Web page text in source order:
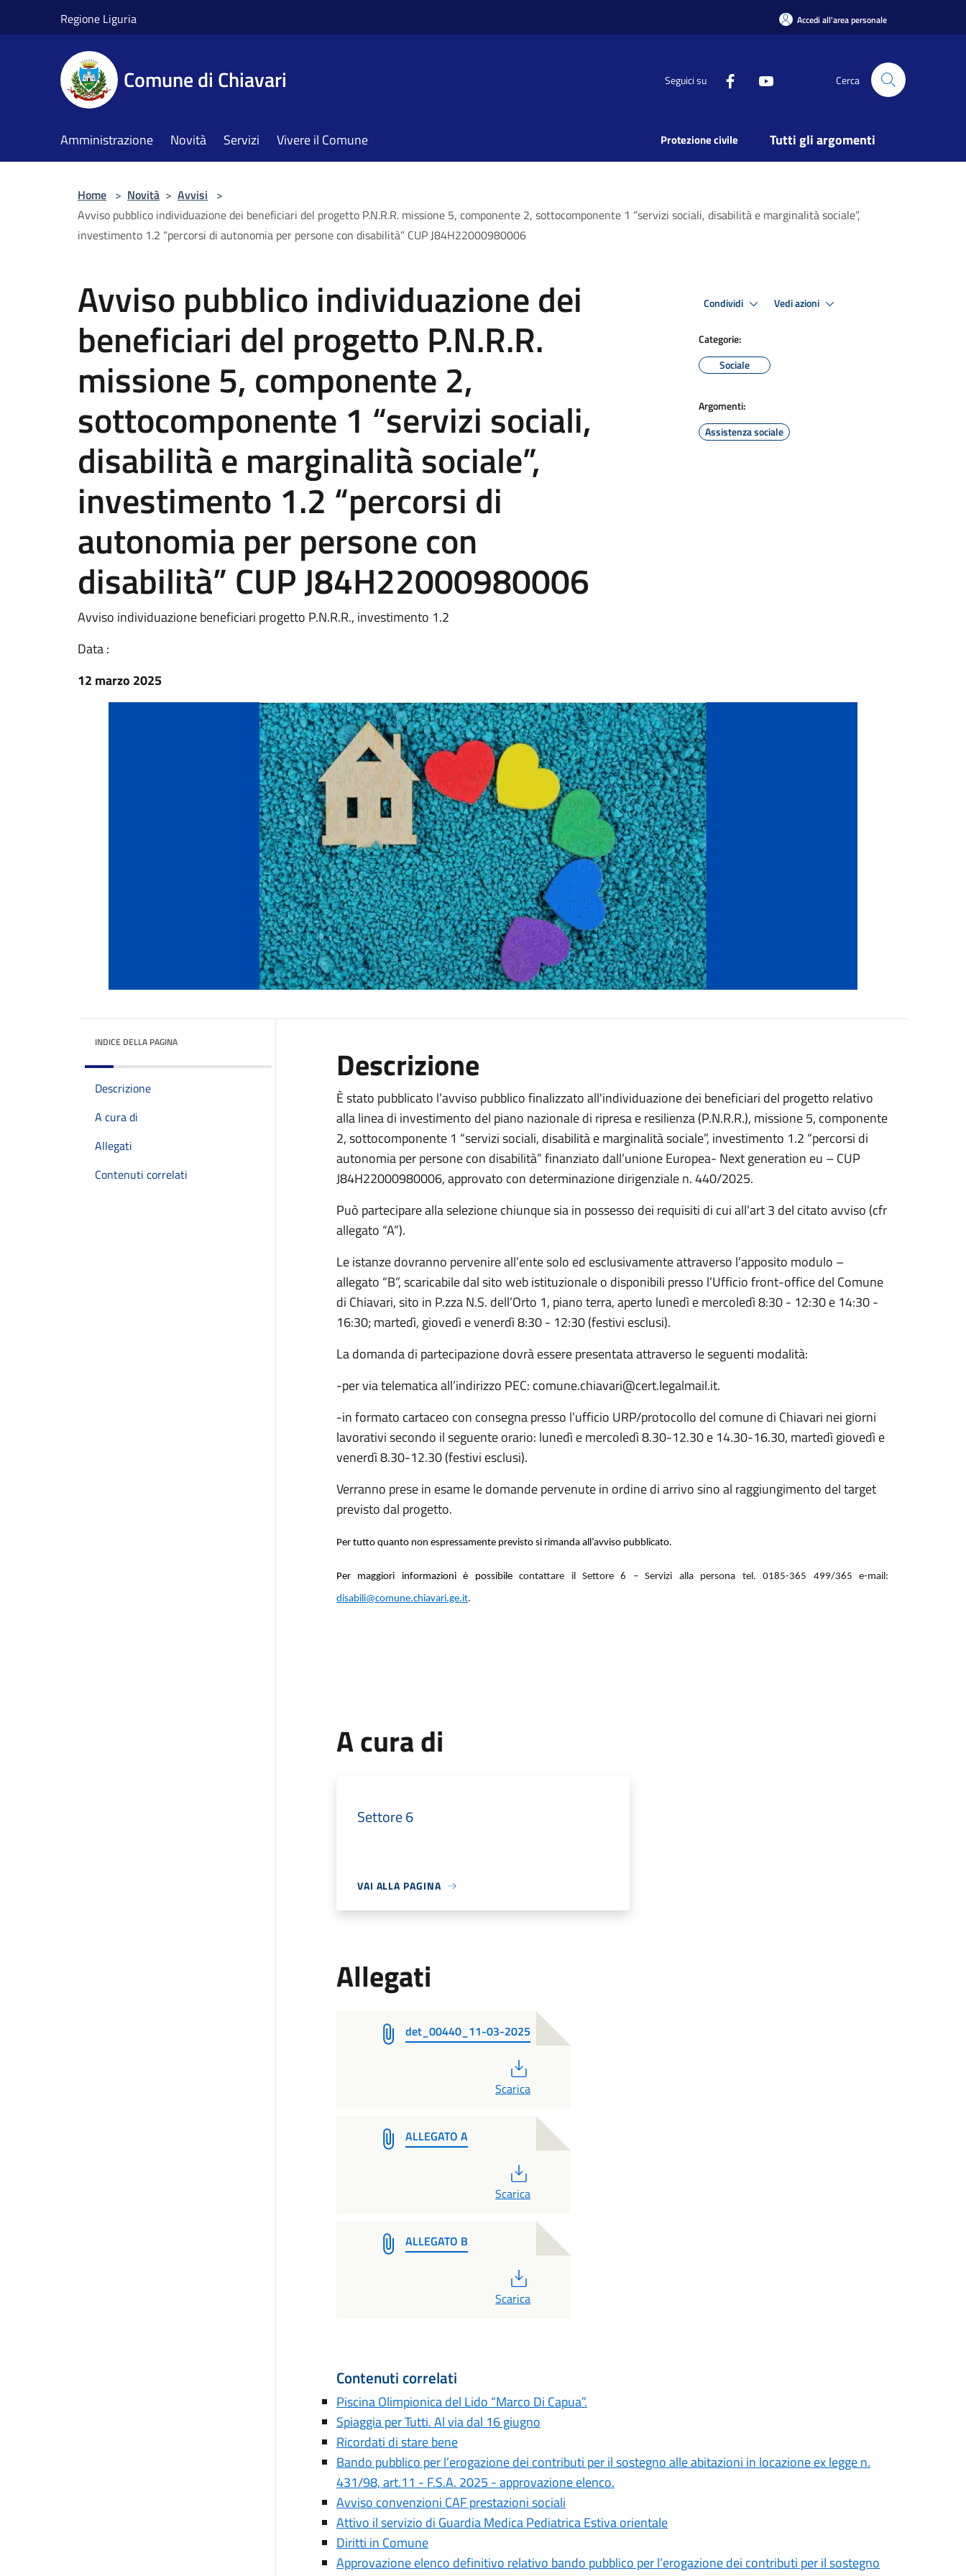
Regione Liguria Accedi all'area personale
Comune di Chiavari Seguici su Cerca
Amministrazione Novità Servizi Vivere il Comune Protezione civile Tutti gli argomenti
Home > Novità > Avvisi >
Avviso pubblico individuazione dei beneficiari del progetto P.N.R.R. missione 5, componente 2, sottocomponente 1 “servizi sociali, disabilità e marginalità sociale”,
investimento 1.2 “percorsi di autonomia per persone con disabilità” CUP J84H22000980006
Avviso pubblico individuazione dei
beneficiari del progetto P.N.R.R.
missione 5, componente 2,
sottocomponente 1 “servizi sociali,
disabilità e marginalità sociale”,
investimento 1.2 “percorsi di
autonomia per persone con
disabilità” CUP J84H22000980006
Avviso individuazione beneficiari progetto P.N.R.R., investimento 1.2
Data :
12 marzo 2025
Condividi Vedi azioni
Categorie:
Sociale
Argomenti:
Assistenza sociale
INDICE DELLA PAGINA
Descrizione
A cura di
Allegati
Contenuti correlati
Descrizione
È stato pubblicato l’avviso pubblico finalizzato all'individuazione dei beneficiari del progetto relativo
alla linea di investimento del piano nazionale di ripresa e resilienza (P.N.R.R.), missione 5, componente
2, sottocomponente 1 “servizi sociali, disabilità e marginalità sociale”, investimento 1.2 “percorsi di
autonomia per persone con disabilità” finanziato dall’unione Europea- Next generation eu – CUP
J84H22000980006, approvato con determinazione dirigenziale n. 440/2025.
Può partecipare alla selezione chiunque sia in possesso dei requisiti di cui all’art 3 del citato avviso (cfr
allegato “A”).
Le istanze dovranno pervenire all’ente solo ed esclusivamente attraverso l’apposito modulo –
allegato “B”, scaricabile dal sito web istituzionale o disponibili presso l’Ufficio front-office del Comune
di Chiavari, sito in P.zza N.S. dell’Orto 1, piano terra, aperto lunedì e mercoledì 8:30 - 12:30 e 14:30 -
16:30; martedì, giovedì e venerdì 8:30 - 12:30 (festivi esclusi).
La domanda di partecipazione dovrà essere presentata attraverso le seguenti modalità:
-per via telematica all’indirizzo PEC: comune.chiavari@cert.legalmail.it.
-in formato cartaceo con consegna presso l’ufficio URP/protocollo del comune di Chiavari nei giorni
lavorativi secondo il seguente orario: lunedì e mercoledì 8.30-12.30 e 14.30-16.30, martedì giovedì e
venerdì 8.30-12.30 (festivi esclusi).
Verranno prese in esame le domande pervenute in ordine di arrivo sino al raggiungimento del target
previsto dal progetto.
Per tutto quanto non espressamente previsto si rimanda all’avviso pubblicato.
Per maggiori informazioni è possibilecontattare il Settore 6 – Servizi alla persona tel. 0185-365 499/365 e-mail:
disabili@comune.chiavari.ge.it.
A cura di
Settore 6
VAI ALLA PAGINA
Allegati
det_00440_11-03-2025
Scarica
ALLEGATO A
Scarica
ALLEGATO B
Scarica
Contenuti correlati
Piscina Olimpionica del Lido “Marco Di Capua”.
Spiaggia per Tutti. Al via dal 16 giugno
Ricordati di stare bene
Bando pubblico per l’erogazione dei contributi per il sostegno alle abitazioni in locazione ex legge n.
431/98, art.11 - F.S.A. 2025 - approvazione elenco.
Avviso convenzioni CAF prestazioni sociali
Attivo il servizio di Guardia Medica Pediatrica Estiva orientale
Diritti in Comune
Approvazione elenco definitivo relativo bando pubblico per l’erogazione dei contributi per il sostegno